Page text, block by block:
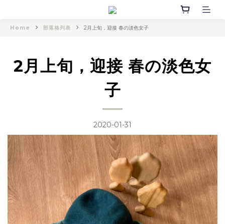
Home 部落格列表 2月上旬，迎接 春の淡色女子
2月上旬，迎接 春の淡色女
子
2020-01-31